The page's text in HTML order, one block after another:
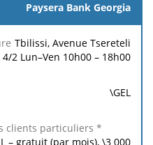
Frais de
retrait
Frais de
dépôt/retrait
professionnels
Paysera Bank Georgia
Tbilissi, Avenue Tsereteli
4/2 Lun–Ven 10h00 – 18h00
\GEL
– gratuit (par mois), \3 000